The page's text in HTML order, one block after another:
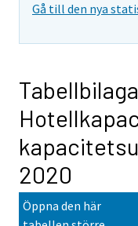
Gå till den nya
2020
Öppna den här